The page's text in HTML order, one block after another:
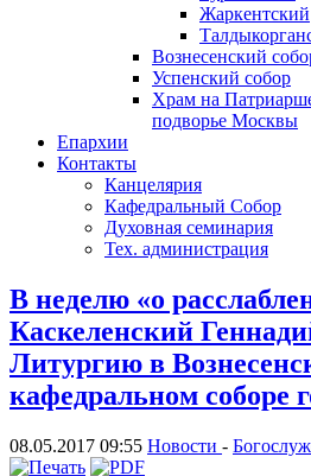
Жаркентский
Вознесенский
Успенский собор
Храм на
подворье Москвы
Епархии
Контакты
Канцелярия
Кафедральный Собор
Духовная семинария
Тех. администрация
В неделю «о
Каскеленский
Литургию в
кафедральном соборе
08.05.2017 09:55 Новости -